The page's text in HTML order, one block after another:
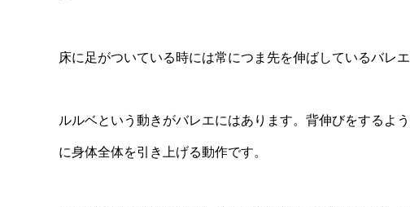
床に足がついている時には常につま先を伸ばしているバレ
ルルベという動きがバレエにはあります。 背伸びをするよ
に身体全体を引き上げる動作です。